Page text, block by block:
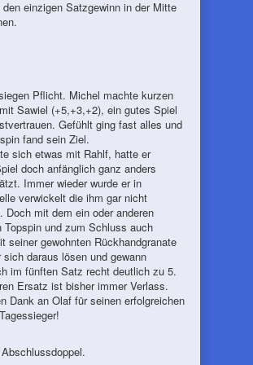
einzigen Satzgewinn in der Mitte
Pflicht. Michel machte kurzen
Sawiel (+5,+3,+2), ein gutes Spiel
Gefühlt ging fast alles und
fand sein Ziel.
sich etwas mit Rahlf, hatte er
doch anfänglich ganz anders
Immer wieder wurde er in
verwickelt die ihm gar nicht
Doch mit dem ein oder anderen
Topspin und zum Schluss auch
seiner gewohnten Rückhandgranate
sich daraus lösen und gewann
im fünften Satz recht deutlich zu 5.
Ersatz ist bisher immer Verlass.
Dank an Olaf für seinen erfolgreichen